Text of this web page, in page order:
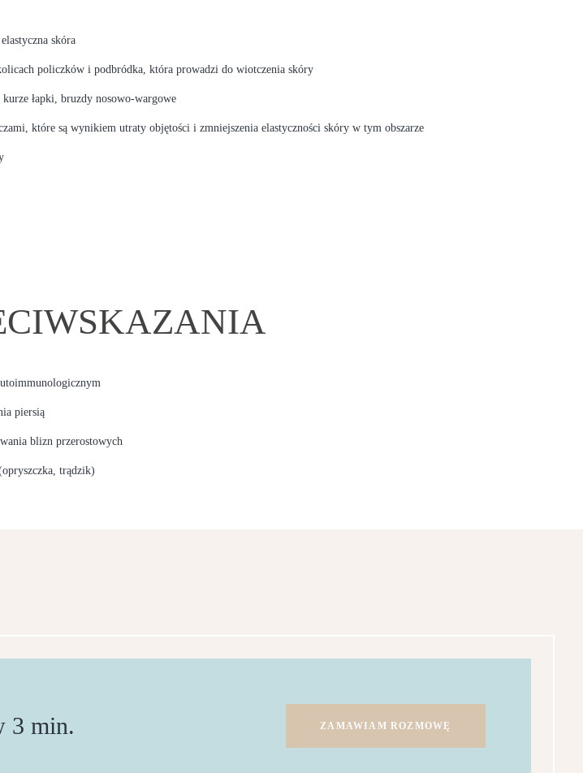
skóra
policzków i podbródka, która prowadzi do wiotczenia skóry
łapki, bruzdy nosowo-wargowe
które są wynikiem utraty objętości i zmniejszenia elastyczności skóry w tym obszarze
piersią
blizn przerostowych
trądzik)
3 min. ZAMAWIAM ROZMOWĘ